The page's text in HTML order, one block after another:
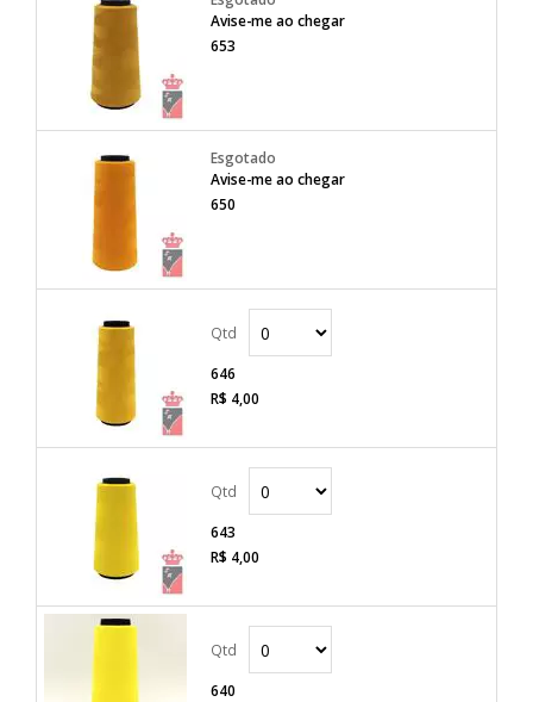
Avise-me ao chegar
653
Avise-me ao chegar
650
646
R$ 4,00
643
R$ 4,00
640